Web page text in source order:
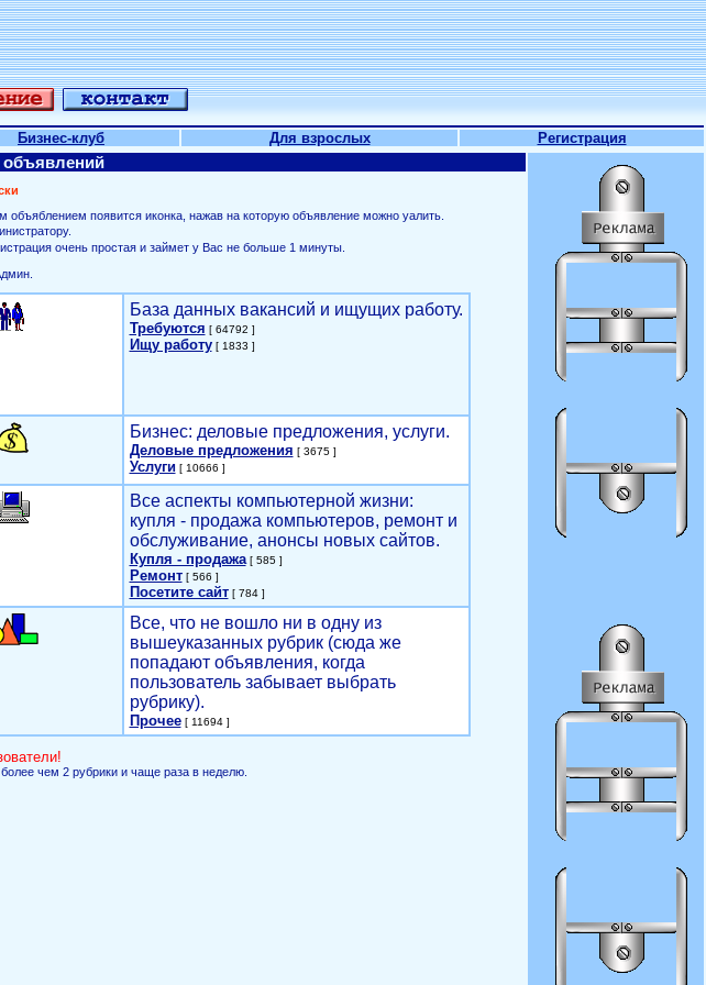
Бизнес-клуб Для взрослых Регистрация
объявлений
появится иконка, нажав на которую объявление можно уалить.
очень простая и займет у Вас не больше 1 минуты.
База данных вакансий и ищущих работу.
Требуются [ 64792 ]
Ищу работу[ 1833 ]
Бизнес: деловые предложения, услуги.
Деловые предложения [ 3675 ]
Услуги[ 10666 ]
Все аспекты компьютерной жизни:
купля - продажа компьютеров, ремонт и
обслуживание, анонсы новых сайтов.
Купля - продажа[ 585 ]
Ремонт[ 566 ]
Посетите сайт[ 784 ]
Все, что не вошло ни в одну из
вышеуказанных рубрик (сюда же
попадают объявления, когда
пользователь забывает выбрать
рубрику).
Прочее[ 11694 ]
чем 2 рубрики и чаще раза в неделю.